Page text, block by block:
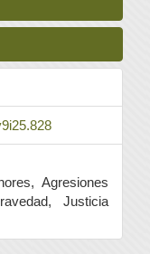
Agresiones
Justicia